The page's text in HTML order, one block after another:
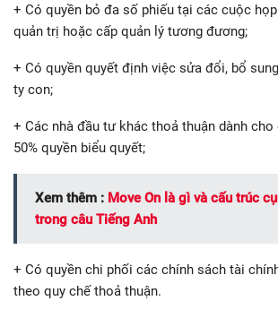
+ Có quyền bỏ đa số phiếu tại các cuộc
quản trị hoặc cấp quản lý tương đương;
+ Có quyền quyết định việc sửa đổi, bổ
ty con;
+ Các nhà đầu tư khác thoả thuận dành
50% quyền biểu quyết;
Xem thêm : Move On là gì và cấu trúc
trong câu Tiếng Anh
+ Có quyền chi phối các chính sách tài
theo quy chế thoả thuận.